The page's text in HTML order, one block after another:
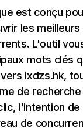
est conçu
les
L'outil
mots clés
ixdzs.hk,
de recherche
l'intention de
de